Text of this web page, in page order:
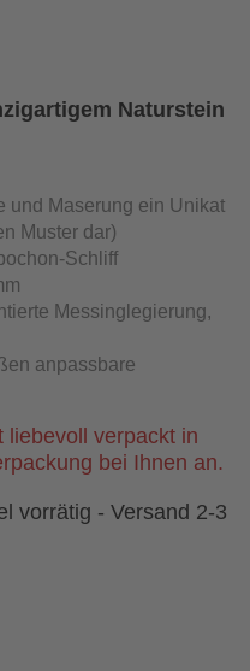
Naturstein
und Maserung ein Unikat
Muster dar)
Schliff
Messinglegierung,
anpassbare
liebevoll verpackt in
bei Ihnen an.
vorrätig - Versand 2-3